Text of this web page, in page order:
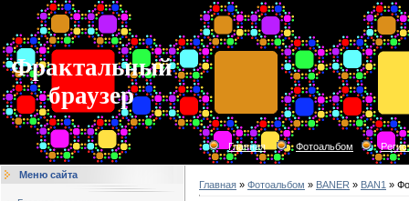
Фрактальный
браузер
Главная Фотоальбом
Меню сайта
Главная » Фотоальбом » BANER » BAN1 »